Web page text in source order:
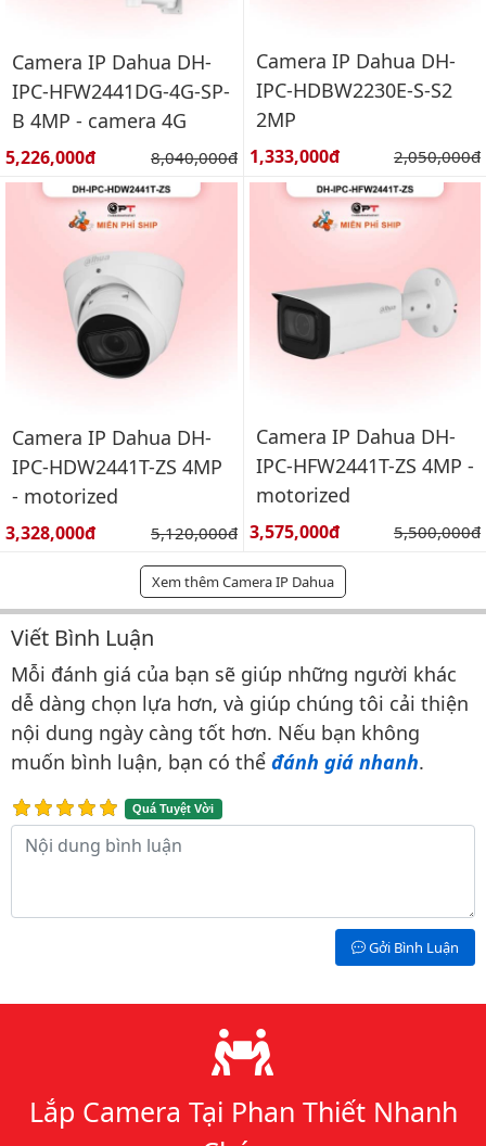
Camera IP Dahua DH-
IPC-HFW2441DG-4G-SP-
B 4MP - camera 4G
Giá bán:
5,226,000đ Giá gốc:
8,040,000đ
Camera IP Dahua DH-
IPC-HDBW2230E-S-S2
2MP
Giá bán:
1,333,000đ Giá gốc:
2,050,000đ
Camera IP Dahua DH-
IPC-HDW2441T-ZS 4MP
- motorized
Giá bán:
3,328,000đ Giá gốc:
5,120,000đ
Camera IP Dahua DH-
IPC-HFW2441T-ZS 4MP -
motorized
Giá bán:
3,575,000đ Giá gốc:
5,500,000đ
Xem thêm Camera IP Dahua
Bình luận & Đánh giá
Viết Bình Luận
Mỗi đánh giá của bạn sẽ giúp những người khác
dễ dàng chọn lựa hơn, và giúp chúng tôi cải thiện
nội dung ngày càng tốt hơn. Nếu bạn không
muốn bình luận, bạn có thể đánh giá nhanh.
Quá Tuyệt Vời
Nội dung bình luận
Gởi Bình Luận
Lý do chọn chúng tôi
Lắp Camera Tại Phan Thiết Nhanh